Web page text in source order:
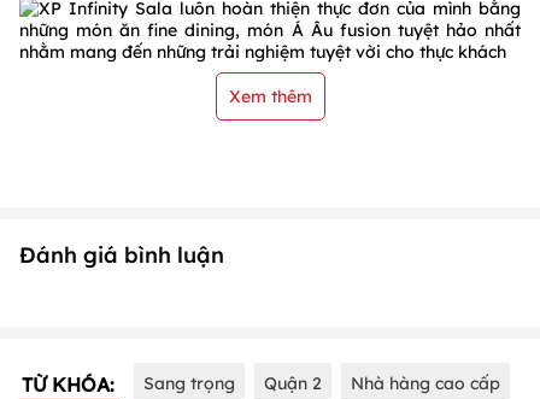
Xem thêm
Đánh giá bình luận
TỪ KHÓA: Sang trọng Quận 2 Nhà hàng cao cấp